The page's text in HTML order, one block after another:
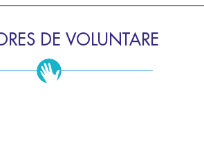
DE VOLUNTARE